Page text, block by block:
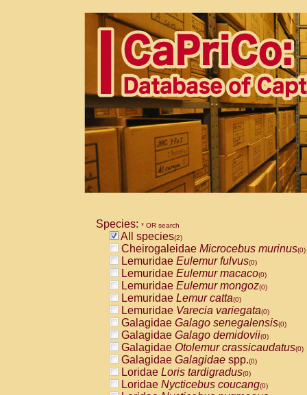
Species: * OR search
All species(2)
Cheirogaleidae Microcebus murinus(0)
Lemuridae Eulemur fulvus(0)
Lemuridae Eulemur macaco(0)
Lemuridae Eulemur mongoz(0)
Lemuridae Lemur catta(0)
Lemuridae Varecia variegata(0)
Galagidae Galago senegalensis(0)
Galagidae Galago demidovii(0)
Galagidae Otolemur crassicaudatus(0)
Galagidae Galagidae spp.(0)
Loridae Loris tardigradus(0)
Loridae Nycticebus coucang(0)